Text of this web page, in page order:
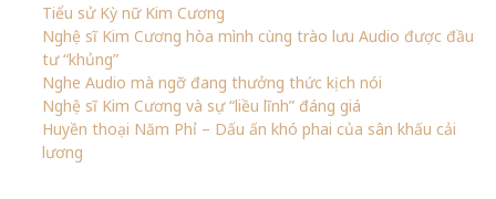
Tiểu sử Kỳ nữ Kim Cương
Nghệ sĩ Kim Cương hòa mình cùng trào lưu Audio được đầu
tư “khủng”
Nghe Audio mà ngỡ đang thưởng thức kịch nói
Nghệ sĩ Kim Cương và sự “liều lĩnh” đáng giá
Huyền thoại Năm Phỉ – Dấu ấn khó phai của sân khấu cải
lương